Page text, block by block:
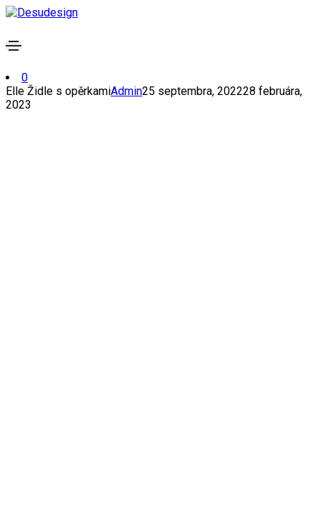
0
Elle Židle s opěrkamiAdmin25 septembra, 202228 februára,
2023